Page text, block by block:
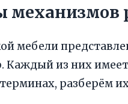
механизмов
мебели
Каждый из них
разберём